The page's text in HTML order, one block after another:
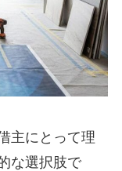
主にとって理
な選択肢で